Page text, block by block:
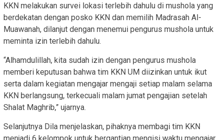
KKN melakukan survei lokasi terlebih dahulu di mushola yang
berdekatan dengan posko KKN dan memilih Madrasah Al-
Muawanah, dilanjut dengan menemui pengurus mushola untuk
meminta izin terlebih dahulu.
“Alhamdulillah, kita sudah izin dengan pengurus mushola
memberi keputusan bahwa tim KKN UM diizinkan untuk ikut
serta dalam kegiatan mengajar mengaji setiap malam selama
KKN berlangsung, terkecuali malam jumat pengajian setelah
Shalat Maghrib,” ujarnya.
Selanjutnya Dila menjelaskan, pihaknya membagi tim KKN
menjadi 6 kelompok untuk bergantian mengisi waktu mengajar